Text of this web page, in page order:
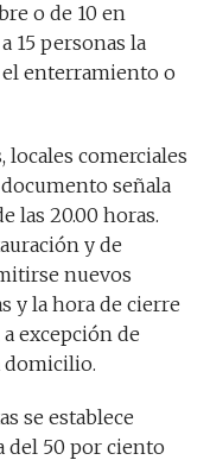
o de 10 en
15 personas la
enterramiento o
locales comerciales
señala
las 20.00 horas.
y de
nuevos
y la hora de cierre
excepción de
domicilio.
se establece
del 50 por ciento